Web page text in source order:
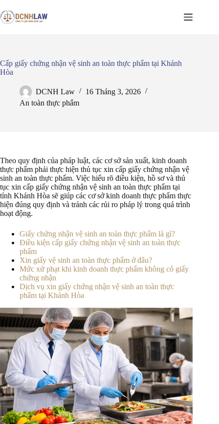
đến
phần
Cấp giấy chứng nhận vệ sinh an toàn thực phẩm tại Khánh
Hòa
DCNH Law
16 Tháng 3, 2026
An toàn thực phẩm
Theo quy định của pháp luật, các cơ sở sản xuất, kinh doanh
thực phẩm phải thực hiện thủ tục xin cấp giấy chứng nhận vệ
sinh an toàn thực phẩm. Việc hiểu rõ điều kiện, hồ sơ và thủ
tục xin cấp giấy chứng nhận vệ sinh an toàn thực phẩm tại
tỉnh Khánh Hòa sẽ giúp các cơ sở kinh doanh thực phẩm thực
hiện đúng quy định và tránh các rủi ro pháp lý trong quá trình
hoạt động.
Giấy chứng nhận vệ sinh an toàn thực phẩm là gì?
Điều kiện cấp giấy chứng nhận vệ sinh an toàn thực
phẩm
Xin giấy vệ sinh an toàn thực phẩm ở đâu?
Mức xử phạt khi kinh doanh thực phẩm không có giấy
chứng nhận
Dịch vụ xin giấy chứng nhận vệ sinh an toàn thực
phẩm tại Khánh Hòa